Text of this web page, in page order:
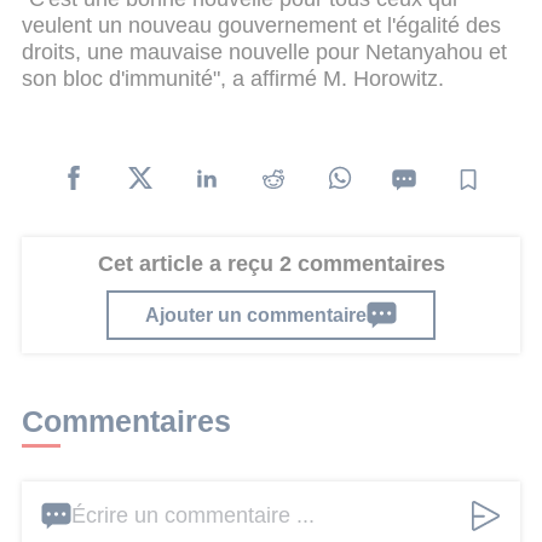
veulent un nouveau gouvernement et l'égalité des
droits, une mauvaise nouvelle pour Netanyahou et
son bloc d'immunité", a affirmé M. Horowitz.
Cet article a reçu 2 commentaires
Ajouter un commentaire
Commentaires
Écrire un commentaire ...